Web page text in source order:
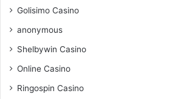
Golisimo Casino
anonymous
Shelbywin Casino
Online Casino
Ringospin Casino